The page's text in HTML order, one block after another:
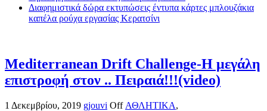
Διαφημιστικά δώρα εκτυπώσεις έντυπα κάρτες μπλουζάκια
καπέλα ρούχα εργασίας Κερατσίνι
Mediterranean Drift Challenge-Η μεγάλη
επιστροφή στον .. Πειραιά!!!(video)
1 Δεκεμβρίου, 2019 gjouvi Off ΑΘΛΗΤΙΚΑ,